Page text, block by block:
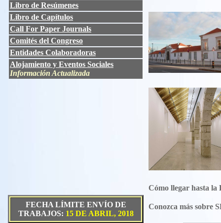
Libro de Resúmenes
Libro de Capítulos
Call For Paper Journals
Comités del Congreso
Entidades Colaboradoras
Alojamiento y Eventos Sociales
Información Actualizada
FECHA LÍMITE ENVÍO DE
TRABAJOS: 15 DE ABRIL, 2018
Cómo llegar hasta
Conozca más sobre